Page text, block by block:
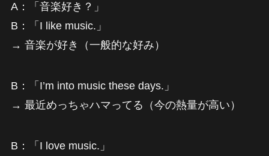
A：「音楽好き？」
B：「I like music.」
→ 音楽が好き（一般的な好み）
B：「I’m into music these days.」
→ 最近めっちゃハマってる（今の熱量が高い）
B：「I love music.」